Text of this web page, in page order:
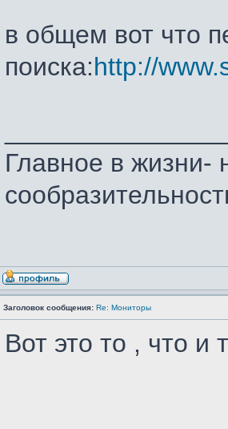
в общем вот что
поиска:http://
Главное в жизни-
Заголовок сообщения: Re: Мониторы
Вот это то , что и